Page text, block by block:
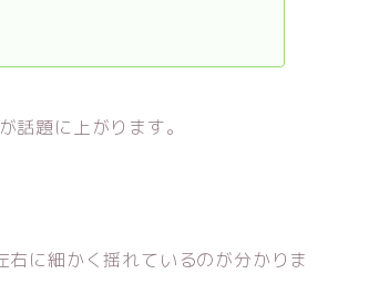
話題に上がります。
に細かく揺れているのが分かりま